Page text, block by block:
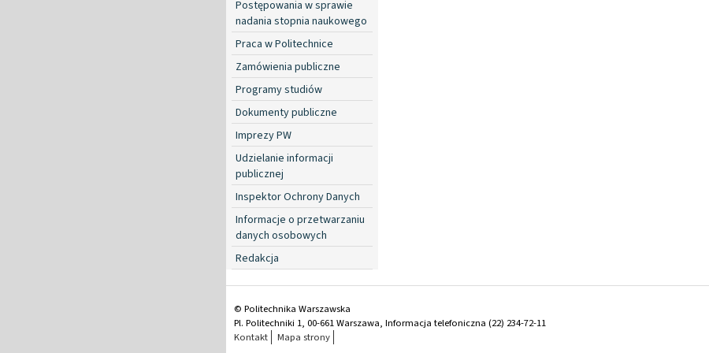
Postępowania w sprawie
nadania stopnia naukowego
Praca w Politechnice
Zamówienia publiczne
Programy studiów
Dokumenty publiczne
Imprezy PW
Udzielanie informacji
publicznej
Inspektor Ochrony Danych
Informacje o przetwarzaniu
danych osobowych
Redakcja
© Politechnika Warszawska
Pl. Politechniki 1, 00-661 Warszawa, Informacja telefoniczna (22) 234-72-11
Kontakt
Mapa strony